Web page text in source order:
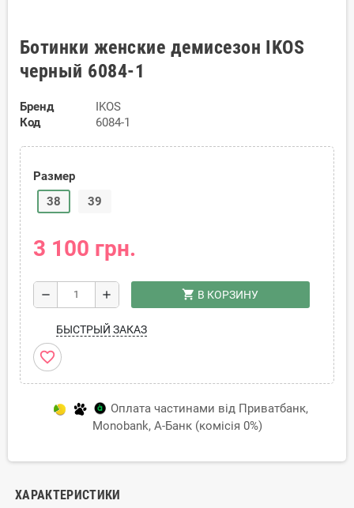
Ботинки женские демисезон IKOS
черный 6084-1
Бренд
IKOS
Код
6084-1
Размер
38
39
3 100 грн.
remove add shopping_cart В КОРЗИНУ
БЫСТРЫЙ ЗАКАЗ
favorite_border
Оплата частинами від Приватбанк,
Monobank, А-Банк (комісія 0%)
ХАРАКТЕРИСТИКИ